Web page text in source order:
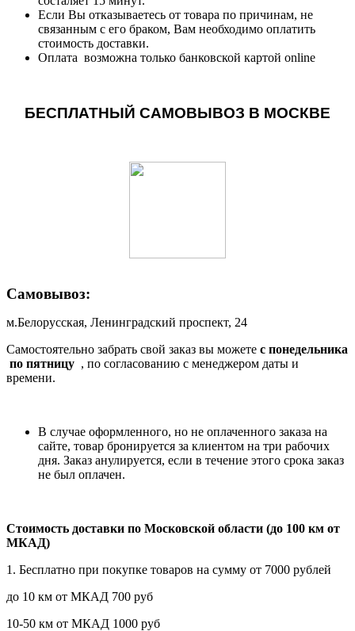
Если Вы отказываетесь от товара по причинам, не
связанным с его браком, Вам необходимо оплатить
стоимость доставки.
Оплата возможна только банковской картой online
БЕСПЛАТНЫЙ САМОВЫВОЗ В МОСКВЕ
Самовывоз:
м.Белорусская, Ленинградский проспект, 24
Самостоятельно забрать свой заказ вы можете c понедельника
по пятницу , по согласованию с менеджером даты и
времени.
В случае оформленного, но не оплаченного заказа на
сайте, товар бронируется за клиентом на три рабочих
дня. Заказ анулируется, если в течение этого срока заказ
не был оплачен.
Стоимость доставки по Московской области (до 100 км от
МКАД)
1. Бесплатно при покупке товаров на сумму от 7000 рублей
до 10 км от МКАД 700 руб
10-50 км от МКАД 1000 руб